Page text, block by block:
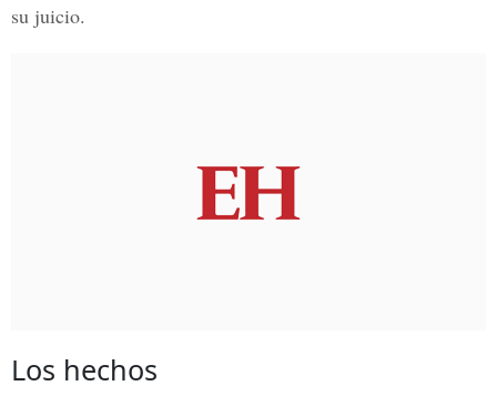
su juicio.
Los hechos